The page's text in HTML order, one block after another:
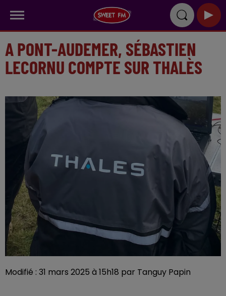
A PONT-AUDEMER, SÉBASTIEN
LECORNU COMPTE SUR THALÈS
Modifié : 31 mars 2025 à 15h18 par Tanguy Papin